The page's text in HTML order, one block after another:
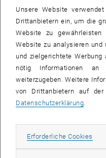
Hans Kaiser mit der
Unsere Website
Drittanbietern ein, um die
Website zu
Website zu analysieren und
und zielgerichtete
nötig Informationen an
weiterzugeben. Weitere
von Drittanbietern auf
Datenschutzerklärung
Erforderliche Cookies